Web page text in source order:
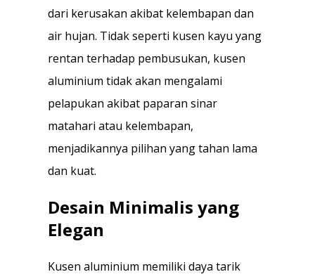
dari kerusakan akibat kelembapan dan
air hujan. Tidak seperti kusen kayu yang
rentan terhadap pembusukan, kusen
aluminium tidak akan mengalami
pelapukan akibat paparan sinar
matahari atau kelembapan,
menjadikannya pilihan yang tahan lama
dan kuat.
Desain Minimalis yang
Elegan
Kusen aluminium memiliki daya tarik